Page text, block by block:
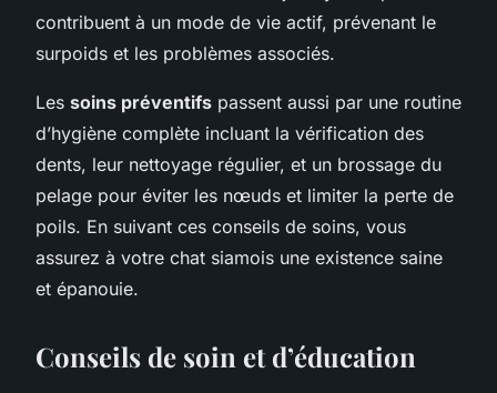
contribuent à un mode de vie actif, prévenant le
surpoids et les problèmes associés.
Les soins préventifs passent aussi par une routine
d’hygiène complète incluant la vérification des
dents, leur nettoyage régulier, et un brossage du
pelage pour éviter les nœuds et limiter la perte de
poils. En suivant ces conseils de soins, vous
assurez à votre chat siamois une existence saine
et épanouie.
Conseils de soin et d’éducation